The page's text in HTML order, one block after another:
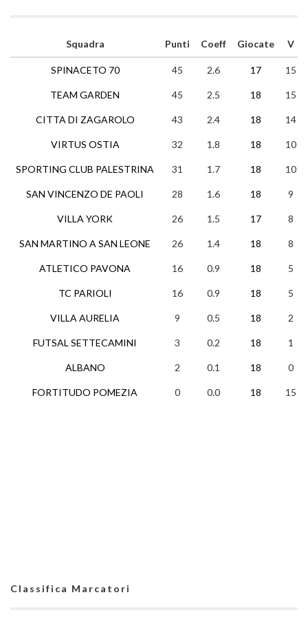
Squadra
SPINACETO 70
TEAM GARDEN
CITTA DI ZAGAROLO
VIRTUS OSTIA
SPORTING CLUB PALESTRINA
SAN VINCENZO DE PAOLI
VILLA YORK
SAN MARTINO A SAN LEONE
ATLETICO PAVONA
TC PARIOLI
VILLA AURELIA
FUTSAL SETTECAMINI
ALBANO
FORTITUDO POMEZIA
Punti Coeff Giocate V
45 2.6 17 15
45 2.5 18 15
43 2.4 18 14
32 1.8 18 10
31 1.7 18 10
28 1.6 18 9
26 1.5 17 8
26 1.4 18 8
16 0.9 18 5
16 0.9 18 5
9 0.5 18 2
3 0.2 18 1
2 0.1 18 0
0 0.0 18 15
Classifica Marcatori